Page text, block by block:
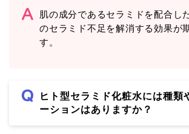
肌の成分であるセラミドを配合し
のセラミド不足を解消する効果が
す。
ヒト型セラミド化粧水には種類
ーションはありますか？